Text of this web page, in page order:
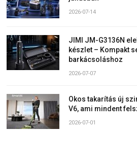
2026-07-14
JIMI JM-G3136N
készlet – Kompakt
barkácsoláshoz
2026-07-07
Okos takarítás új
V6, ami mindent
2026-07-01